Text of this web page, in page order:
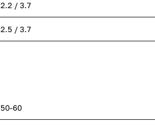
2.2 / 3.7
2.5 / 3.7
50-60